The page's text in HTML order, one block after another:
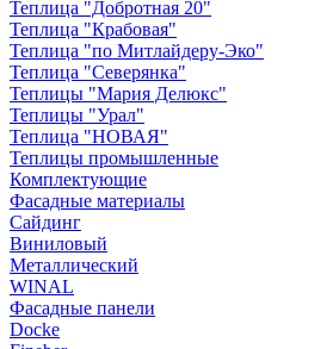
Теплица "Добротная 20"
Теплица "Крабовая"
Теплица "по Митлайдеру-Эко"
Теплица "Северянка"
Теплицы "Мария Делюкс"
Теплицы "Урал"
Теплица "НОВАЯ"
Теплицы промышленные
Комплектующие
Фасадные материалы
Сайдинг
Виниловый
Металлический
WINAL
Фасадные панели
Docke